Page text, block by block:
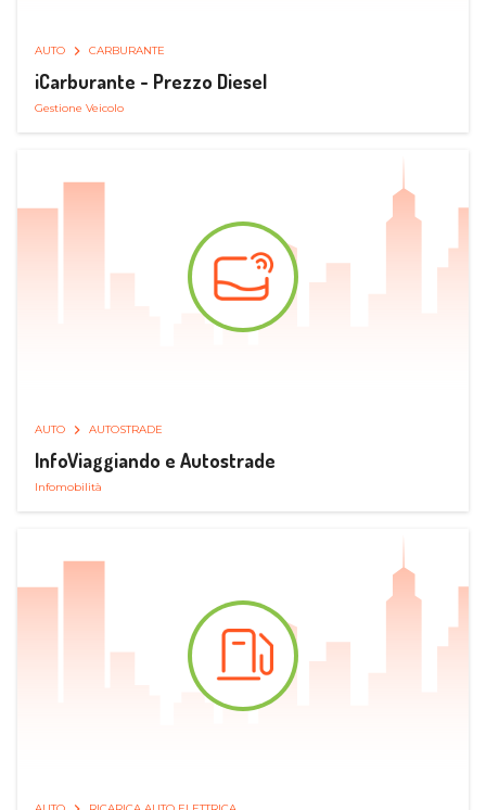
AUTO CARBURANTE
iCarburante - Prezzo Diesel
Gestione Veicolo
AUTO AUTOSTRADE
InfoViaggiando e Autostrade
Infomobilità